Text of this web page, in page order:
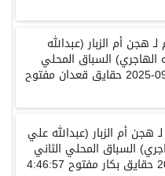
لـ هجن أم الزبار(عبدالله
السباق المحلي
حقايق قعدان مفتوح
لـ هجن أم الزبار(عبدالله علي
السباق المحلي الثاني
حقايق بكار مفتوح4:46:57